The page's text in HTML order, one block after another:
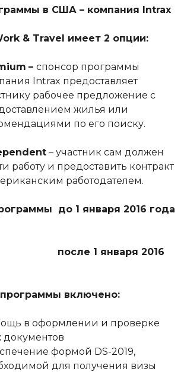
в США – компания Intrax
& Travel имеет 2 опции:
– спонсор программы
Intrax предоставляет
рабочее предложение с
жилья или
по его поиску.
– участник сам должен
работу и предоставить контракт
работодателем.
до 1 января 2016 года
1 января 2016
включено:
в оформлении и проверке
документов
формой DS-2019,
для получения визы